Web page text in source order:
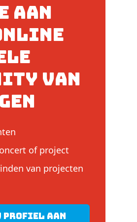
aan
van
of project
van projecten
profiel aan